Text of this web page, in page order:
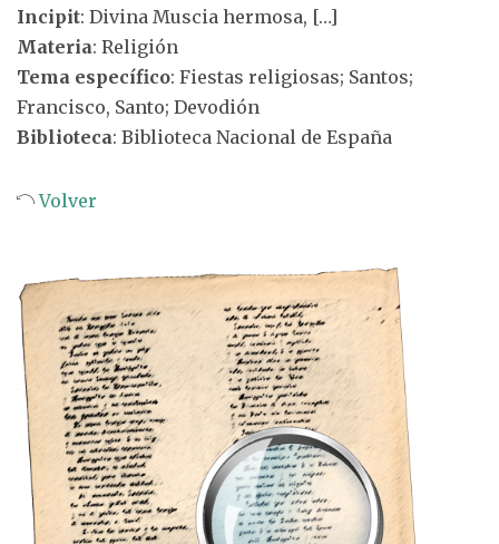
Incipit: Divina Muscia hermosa, […]
Materia: Religión
Tema específico: Fiestas religiosas; Santos;
Francisco, Santo; Devodión
Biblioteca: Biblioteca Nacional de España
Volver